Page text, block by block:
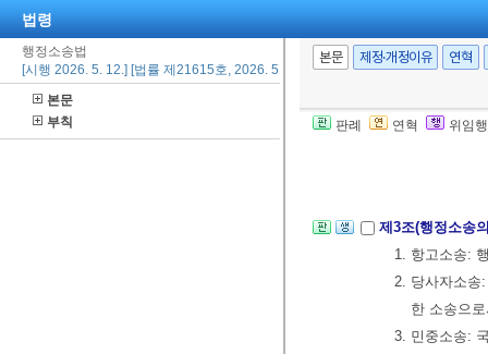
법령
행정소송법
[시행 2026. 5. 12.] [법률 제21615호, 2026. 5. 12., 일부개정]
본문
부칙
본문 제정·개정이유 연혁
판례 연혁 위임
그 밖에 이
무가 있음
②이 법을 적용
제3조(행정소송
1. 항고소송:
2. 당사자소송
한 소송으
3. 민중소송: